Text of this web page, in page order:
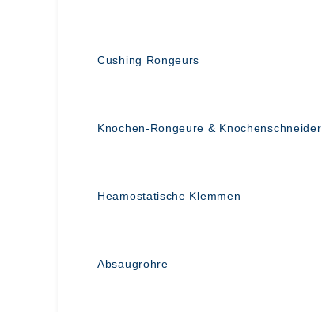
Cushing Rongeurs
Knochen-Rongeure & Knochenschneider
Heamostatische Klemmen
Absaugrohre